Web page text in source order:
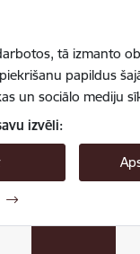
tā izmanto
papildus
un sociālo mediju
izvēli: